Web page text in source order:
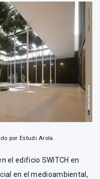
por Estudi Arola.
el edificio SWITCH en
en el medioambiental,